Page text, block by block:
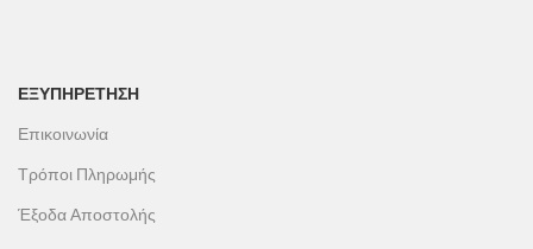
ΕΞΥΠΗΡΕΤΗΣΗ
Επικοινωνία
Τρόποι Πληρωμής
Έξοδα Αποστολής